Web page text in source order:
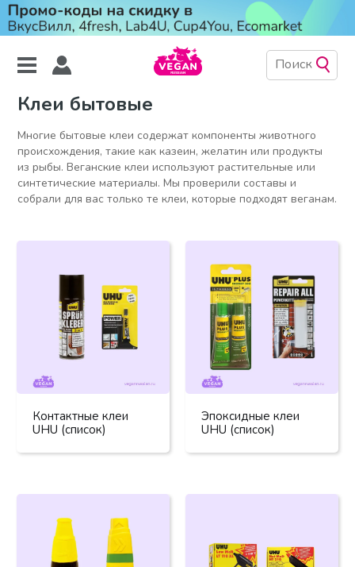
Клеи бытовые
Многие бытовые клеи содержат компоненты животного
происхождения, такие как казеин, желатин или продукты
из рыбы. Веганские клеи используют растительные или
синтетические материалы. Мы проверили составы и
собрали для вас только те клеи, которые подходят веганам.
Контактные клеи
UHU (список)
Эпоксидные клеи
UHU (список)